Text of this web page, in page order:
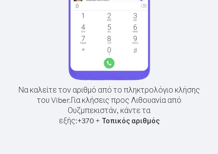
Να καλείτε τον αριθμό από το πληκτρολόγιο κλήσης
του Viber.Για κλήσεις προς Λιθουανία από
Ουζμπεκιστάν, κάντε τα
εξής:+370+ Τοπικός αριθμός